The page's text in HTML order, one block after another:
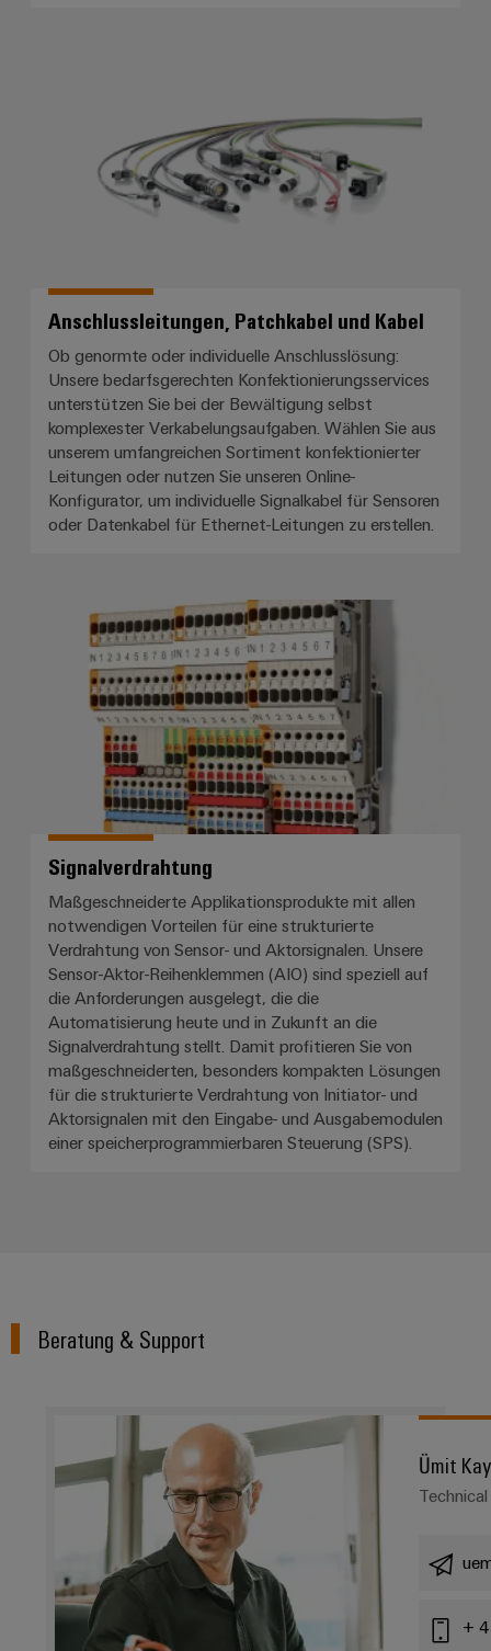
Anschlussleitungen, Patchkabel und Kabel
Ob genormte oder individuelle Anschlusslösung:
Unsere bedarfsgerechten Konfektionierungsservices
unterstützen Sie bei der Bewältigung selbst
komplexester Verkabelungsaufgaben. Wählen Sie aus
unserem umfangreichen Sortiment konfektionierter
Leitungen oder nutzen Sie unseren Online-
Konfigurator, um individuelle Signalkabel für Sensoren
oder Datenkabel für Ethernet-Leitungen zu erstellen.
Signalverdrahtung
Signalverdrahtung
Maßgeschneiderte Applikationsprodukte mit allen
notwendigen Vorteilen für eine strukturierte
Verdrahtung von Sensor- und Aktorsignalen. Unsere
Sensor-Aktor-Reihenklemmen (AIO) sind speziell auf
die Anforderungen ausgelegt, die die
Automatisierung heute und in Zukunft an die
Signalverdrahtung stellt. Damit profitieren Sie von
maßgeschneiderten, besonders kompakten Lösungen
für die strukturierte Verdrahtung von Initiator- und
Aktorsignalen mit den Eingabe- und Ausgabemodulen
einer speicherprogrammierbaren Steuerung (SPS).
Beratung & Support
Ümit
+